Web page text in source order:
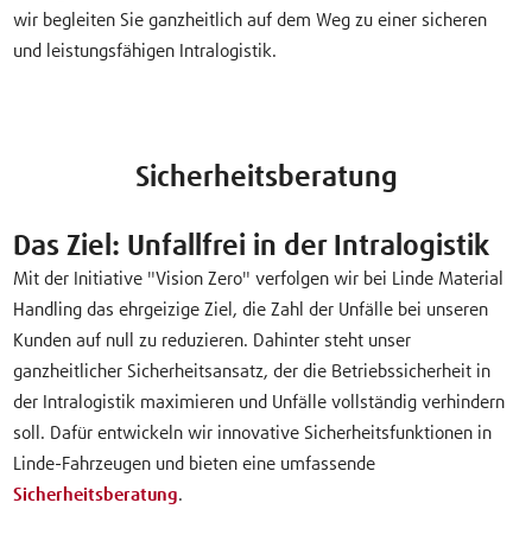
wir begleiten Sie ganzheitlich auf dem Weg zu einer sicheren
und leistungsfähigen Intralogistik.
Sicherheitsberatung
Das Ziel: Unfallfrei in der Intralogistik
Mit der Initiative "Vision Zero" verfolgen wir bei Linde Material
Handling das ehrgeizige Ziel, die Zahl der Unfälle bei unseren
Kunden auf null zu reduzieren. Dahinter steht unser
ganzheitlicher Sicherheitsansatz, der die Betriebssicherheit in
der Intralogistik maximieren und Unfälle vollständig verhindern
soll. Dafür entwickeln wir innovative Sicherheitsfunktionen in
Linde-Fahrzeugen und bieten eine umfassende
Sicherheitsberatung.